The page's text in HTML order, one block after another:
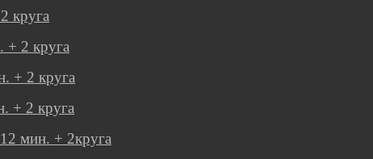
круга
+ 2 круга
+ 2 круга
+ 2 круга
мин. + 2круга